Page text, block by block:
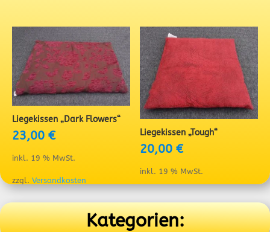
Liegekissen „Dark Flowers“
23,00 €
inkl. 19 % MwSt.
zzgl. Versandkosten
Liegekissen „Tough“
20,00€
inkl. 19 % MwSt.
Kategorien: